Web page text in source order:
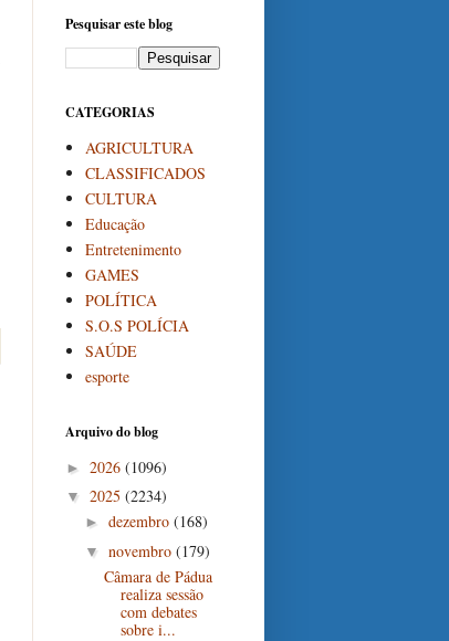
Pesquisar este blog
CATEGORIAS
AGRICULTURA
CLASSIFICADOS
CULTURA
Educação
Entretenimento
GAMES
POLÍTICA
S.O.S POLÍCIA
SAÚDE
esporte
Arquivo do blog
► 2026 (1096)
▼ 2025 (2234)
► dezembro (168)
▼ novembro (179)
Câmara de Pádua
realiza sessão
com debates
sobre i...